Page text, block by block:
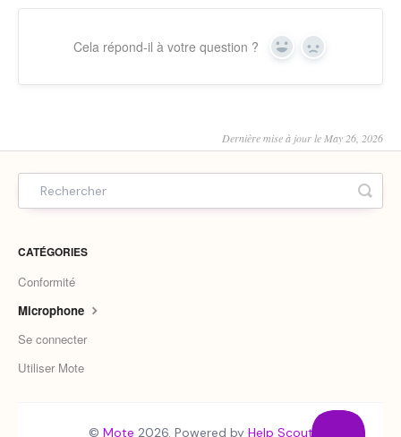
Cela répond-il à votre question ? Yes No
Dernière mise à jour le May 26, 2026
CATÉGORIES
Conformité
Microphone
Se connecter
Utiliser Mote
© Mote 2026. Powered by Help Scout